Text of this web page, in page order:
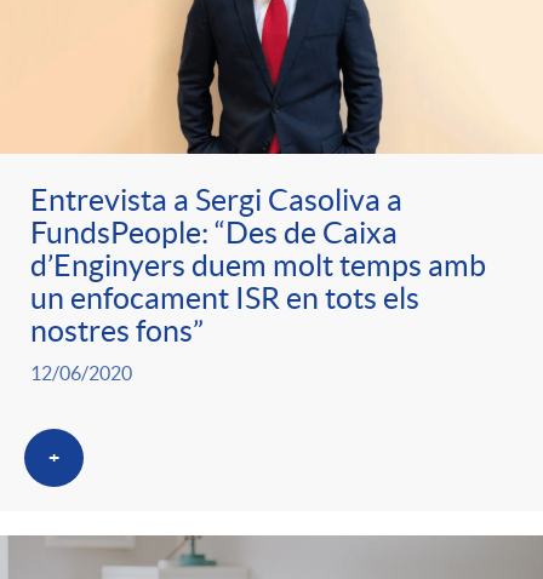
Entrevista a Sergi Casoliva a
FundsPeople: “Des de Caixa
d’Enginyers duem molt temps amb
un enfocament ISR en tots els
nostres fons”
12/06/2020
+